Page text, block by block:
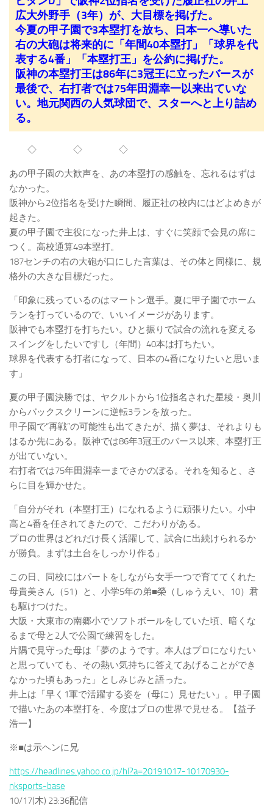
広大外野手（3年）が、大目標を掲げた。
今夏の甲子園で3本塁打を放ち、日本一へ導いた
右の大砲は将来的に「年間40本塁打」「球界を代
表する4番」「本塁打王」を公約に掲げた。
阪神の本塁打王は86年に3冠王に立ったバースが
最後で、右打者では75年田淵幸一以来出ていな
い。地元関西の人気球団で、スターへと上り詰め
る。
◇ ◇ ◇
あの甲子園の大歓声を、あの本塁打の感触を、忘れるはずは
なかった。
阪神から2位指名を受けた瞬間、履正社の校内にはどよめきが
起きた。
夏の甲子園で主役になった井上は、すぐに笑顔で会見の席に
つく。高校通算49本塁打。
187センチの右の大砲が口にした言葉は、その体と同様に、規
格外の大きな目標だった。
「印象に残っているのはマートン選手。夏に甲子園でホーム
ランを打っているので、いいイメージがあります。
阪神でも本塁打を打ちたい。ひと振りで試合の流れを変える
スイングをしたいですし（年間）40本は打ちたい。
球界を代表する打者になって、日本の4番になりたいと思いま
す」
夏の甲子園決勝では、ヤクルトから1位指名された星稜・奥川
からバックスクリーンに逆転3ランを放った。
甲子園で“再戦”の可能性も出てきたが、描く夢は、それよりも
はるか先にある。阪神では86年3冠王のバース以来、本塁打王
が出ていない。
右打者では75年田淵幸一までさかのぼる。それを知ると、さ
らに目を輝かせた。
「自分がそれ（本塁打王）になれるように頑張りたい。小中
高と4番を任されてきたので、こだわりがある。
プロの世界はどれだけ長く活躍して、試合に出続けられるか
が勝負。まずは土台をしっかり作る」
この日、同校にはパートをしながら女手一つで育ててくれた
母貴美さん（51）と、小学5年の弟■榮（しゅうえい、10）君
も駆けつけた。
大阪・大東市の南郷小でソフトボールをしていた頃、暗くな
るまで母と2人で公園で練習をした。
片隅で見守った母は「夢のようです。本人はプロになりたい
と思っていても、その熱い気持ちに答えてあげることができ
なかった頃もあった」としみじみと語った。
井上は「早く1軍で活躍する姿を（母に）見せたい」。甲子園
で描いたあの本塁打を、今度はプロの世界で見せる。【益子
浩一】
※■は示ヘンに兄
https://headlines.yahoo.co.jp/hl?a=20191017-10170930-
nksports-base
10/17(木) 23:36配信